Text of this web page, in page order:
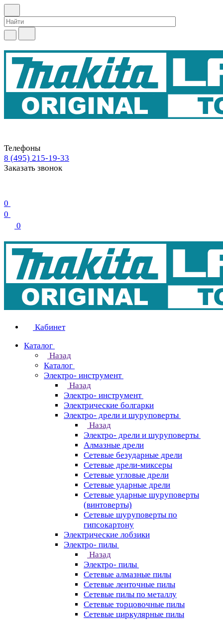
Телефоны
8 (495) 215-19-33
Заказать звонок
0
0
0
Кабинет
Каталог
Назад
Каталог
Электро- инструмент
Назад
Электро- инструмент
Электрические болгарки
Электро- дрели и шуруповерты
Назад
Электро- дрели и шуруповерты
Алмазные дрели
Сетевые безударные дрели
Сетевые дрели-миксеры
Сетевые угловые дрели
Сетевые ударные дрели
Сетевые ударные шуруповерты
(винтоверты)
Сетевые шуруповерты по
гипсокартону
Электрические лобзики
Электро- пилы
Назад
Электро- пилы
Сетевые алмазные пилы
Сетевые ленточные пилы
Сетевые пилы по металлу
Сетевые торцовочные пилы
Сетевые циркулярные пилы